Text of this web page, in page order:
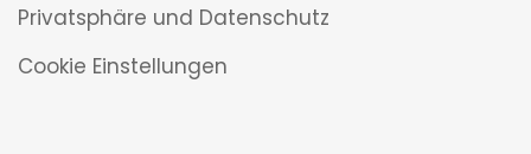
Privatsphäre und Datenschutz
Cookie Einstellungen